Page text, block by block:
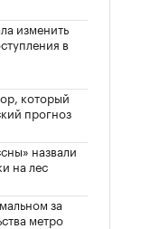
изменить
в
который
прогноз
назвали
на лес
за
метро